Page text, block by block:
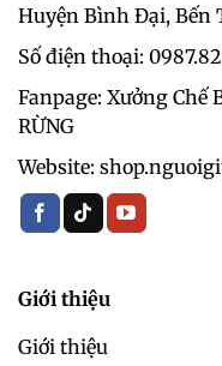
Huyện Bình Đại, Bến
Số điện thoại:
Fanpage: Xưởng Chế
RỪNG
Website:
Giới thiệu
Giới thiệu